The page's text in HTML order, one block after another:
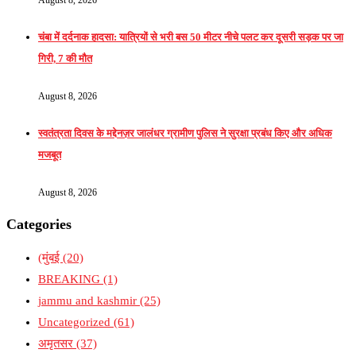
चंबा में दर्दनाक हादसा: यात्रियों से भरी बस 50 मीटर नीचे पलट कर दूसरी सड़क पर जा
गिरी, 7 की मौत
August 8, 2026
स्वतंत्रता दिवस के मद्देनज़र जालंधर ग्रामीण पुलिस ने सुरक्षा प्रबंध किए और अधिक
मजबूत
August 8, 2026
Categories
(मुंबई (20)
BREAKING (1)
jammu and kashmir (25)
Uncategorized (61)
अमृतसर (37)